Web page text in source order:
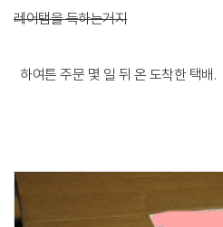
레어탬을 득하는거지
하여튼 주문 몇 일 뒤 온 도착한 택배.